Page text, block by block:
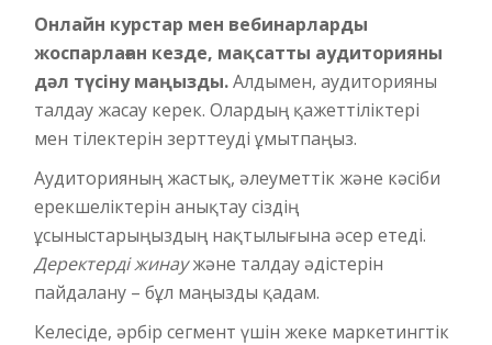
Онлайн курстар мен вебинарларды
жоспарлаған кезде, мақсатты аудиторияны
дәл түсіну маңызды.Алдымен, аудиторияны
талдау жасау керек. Олардың қажеттіліктері
мен тілектерін зерттеуді ұмытпаңыз.
Аудиторияның жастық, әлеуметтік және кәсіби
ерекшеліктерін анықтау сіздің
ұсыныстарыңыздың нақтылығына әсер етеді.
Деректерді жинаужәне талдау әдістерін
пайдалану – бұл маңызды қадам.
Келесіде, әрбір сегмент үшін жеке маркетингтік